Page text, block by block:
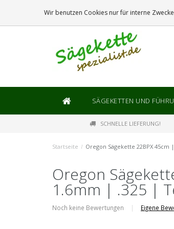
SÄGEKETTEN UND
SCHNELLE LIEFERUNG!
Startseite / Oregon Sägekette 22BPX
Oregon
1.6mm | .325 |
Noch keine Bewertungen | Eigene
Wir benutzen Cookies nur für interne